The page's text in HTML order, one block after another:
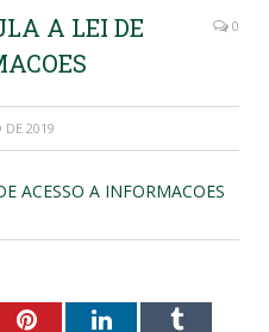
A LEI DE
0
DE 2019
ACESSO A INFORMACOES
PinterestLinkedInTumblr